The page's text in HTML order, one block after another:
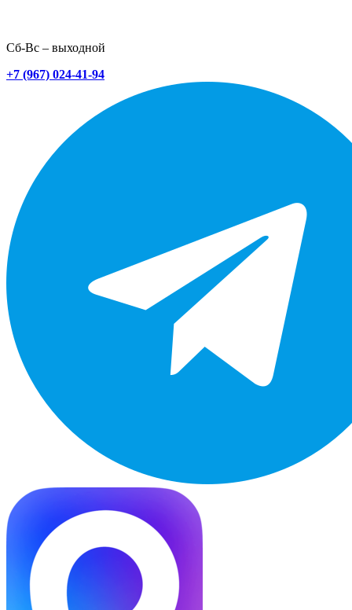
Сб-Вс – выходной
+7 (967) 024-41-94